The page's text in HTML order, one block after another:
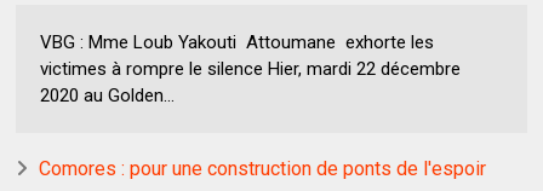
VBG : Mme Loub Yakouti Attoumane exhorte les
victimes à rompre le silence Hier, mardi 22 décembre
2020 au Golden...
Comores : pour une construction de ponts de l'espoir